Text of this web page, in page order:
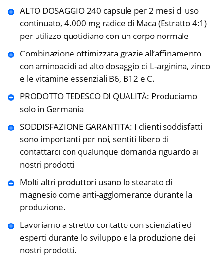
ALTO DOSAGGIO 240 capsule per 2 mesi di uso
continuato, 4.000 mg radice di Maca (Estratto 4:1)
per utilizzo quotidiano con un corpo normale
Combinazione ottimizzata grazie all’affinamento
con aminoacidi ad alto dosaggio di L-arginina, zinco
e le vitamine essenziali B6, B12 e C.
PRODOTTO TEDESCO DI QUALITÀ: Produciamo
solo in Germania
SODDISFAZIONE GARANTITA: I clienti soddisfatti
sono importanti per noi, sentiti libero di
contattarci con qualunque domanda riguardo ai
nostri prodotti
Molti altri produttori usano lo stearato di
magnesio come anti-agglomerante durante la
produzione.
Lavoriamo a stretto contatto con scienziati ed
esperti durante lo sviluppo e la produzione dei
nostri prodotti.